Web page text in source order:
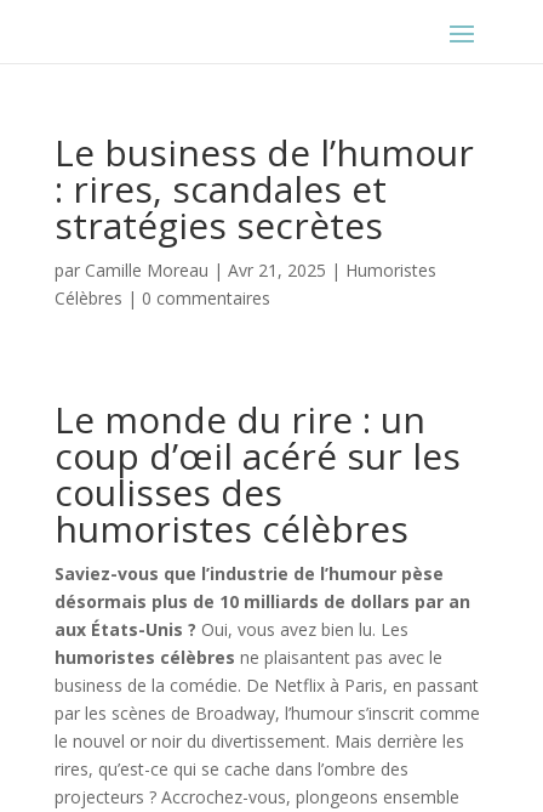
Le business de l’humour
: rires, scandales et
stratégies secrètes
par Camille Moreau | Avr 21, 2025 | Humoristes
Célèbres | 0 commentaires
Le monde du rire : un
coup d’œil acéré sur les
coulisses des
humoristes célèbres
Saviez-vous que l’industrie de l’humour pèse
désormais plus de 10 milliards de dollars par an
aux États-Unis ? Oui, vous avez bien lu. Les
humoristes célèbres ne plaisantent pas avec le
business de la comédie. De Netflix à Paris, en passant
par les scènes de Broadway, l’humour s’inscrit comme
le nouvel or noir du divertissement. Mais derrière les
rires, qu’est-ce qui se cache dans l’ombre des
projecteurs ? Accrochez-vous, plongeons ensemble